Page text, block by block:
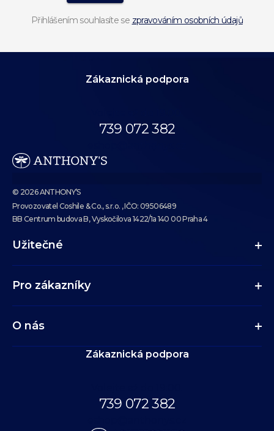
Přihlášením souhlasíte se zpravováním osobních údajů
Zákaznická podpora
739 072 382
© 2026 ANTHONY’S
Provozovatel Coshile & Co., s.r.o. , IČO: 09506489
BB Centrum budova B, Vyskočilova 1422/1a 140 00 Praha 4
Užitečné
Pro zákazníky
O nás
Zákaznická podpora
739 072 382